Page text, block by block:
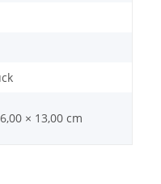
× 13,00 cm